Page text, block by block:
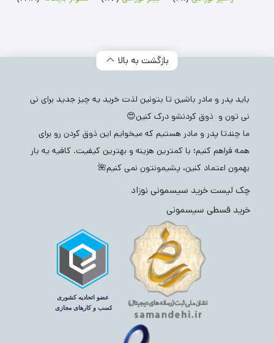
بازگشت به بالا
باید پدر و مادر باشین تا بتونین لذت خرید یه چیز جدید برای نی
نی تون و ذوق کردنشو درک کنین😍
ما چندتا پدر و مادر هستیم که میخوایم این ذوق کردن رو برای
همه فراهم کنیم؛ با کمترین هزینه و بهترین کیفیت. کافیه یه بار
بهمون اعتماد کنین، پشیمونتون نمی کنیم🌺
چک لیست خرید سیسمونی نوزاد
خرید قسطی سیسمونی